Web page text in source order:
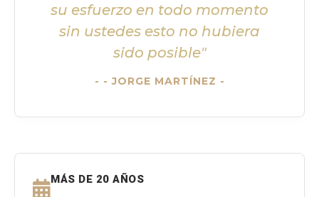
su esfuerzo en todo momento
sin ustedes esto no hubiera
sido posible"
- JORGE MARTÍNEZ -
MÁS DE 20 AÑOS